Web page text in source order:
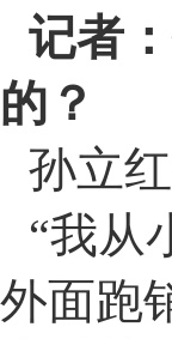
记者
的？
孙立
“我从
外面跑